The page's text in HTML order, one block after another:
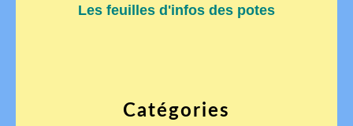
Catégories
Les feuilles d'infos des potes